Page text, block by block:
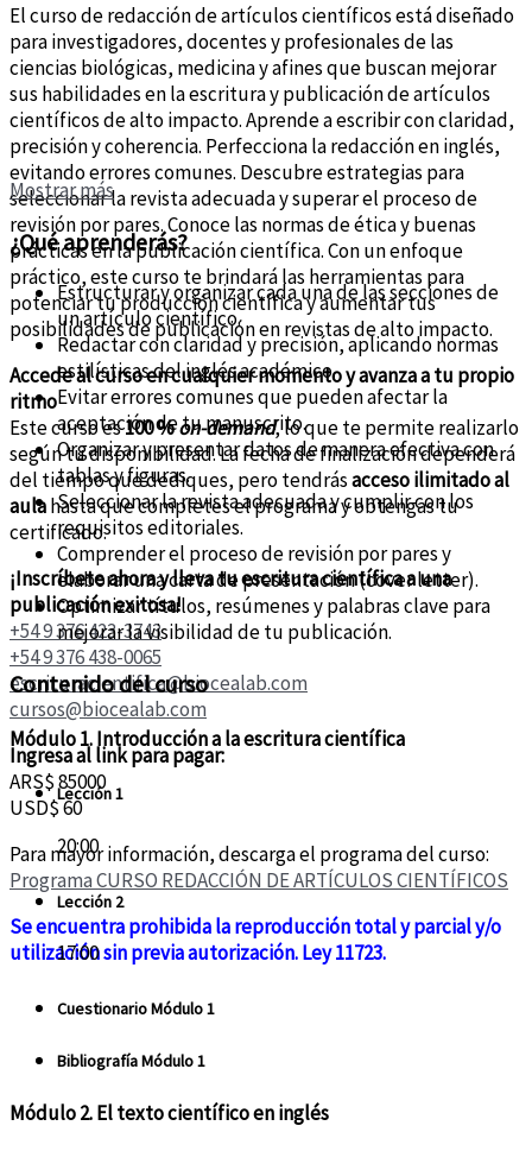
El curso de redacción de artículos científicos está diseñado
para investigadores, docentes y profesionales de las
ciencias biológicas, medicina y afines que buscan mejorar
sus habilidades en la escritura y publicación de artículos
científicos de alto impacto. Aprende a escribir con claridad,
precisión y coherencia. Perfecciona la redacción en inglés,
evitando errores comunes. Descubre estrategias para
seleccionar la revista adecuada y superar el proceso de
revisión por pares. Conoce las normas de ética y buenas
prácticas en la publicación científica. Con un enfoque
práctico, este curso te brindará las herramientas para
potenciar tu producción científica y aumentar tus
posibilidades de publicación en revistas de alto impacto.
Accede al curso en cualquier momento y avanza a tu propio
ritmo
Este curso es100 %on-demand, lo que te permite realizarlo
según tu disponibilidad. La fecha de finalización dependerá
del tiempo que dediques, pero tendrásacceso ilimitado al
aulahasta que completes el programa y obtengas tu
certificado.
¡Inscríbete ahora y lleva tu escritura científica a una
publicación exitosa!
+54 9 376 423-3743
+54 9 376 438-0065
escrituracientifica@biocealab.com
cursos@biocealab.com
Ingresa al link para pagar:
ARS$ 85000
USD$ 60
Para mayor información, descarga el programa del curso:
Programa CURSO REDACCIÓN DE ARTÍCULOS CIENTÍFICOS
Se encuentra prohibida la reproducción total y parcial y/o
utilización sin previa autorización. Ley 11723.
Mostrar más
¿Qué aprenderás?
Estructurar y organizar cada una de las secciones de
un artículo científico.
Redactar con claridad y precisión, aplicando normas
estilísticas del inglés académico.
Evitar errores comunes que pueden afectar la
aceptación de tu manuscrito.
Organizar y presentar datos de manera efectiva con
tablas y figuras.
Seleccionar la revista adecuada y cumplir con los
requisitos editoriales.
Comprender el proceso de revisión por pares y
elaborar una carta de presentación (cover letter).
Optimizar títulos, resúmenes y palabras clave para
mejorar la visibilidad de tu publicación.
Contenido del curso
Módulo 1. Introducción a la escritura científica
Lección 1
20:00
Lección 2
17:00
Cuestionario Módulo 1
Bibliografía Módulo 1
Módulo 2. El texto científico en inglés